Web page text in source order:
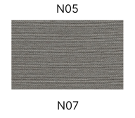
N05
N07